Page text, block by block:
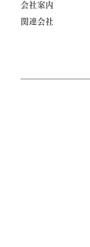
会社案内
関連会社